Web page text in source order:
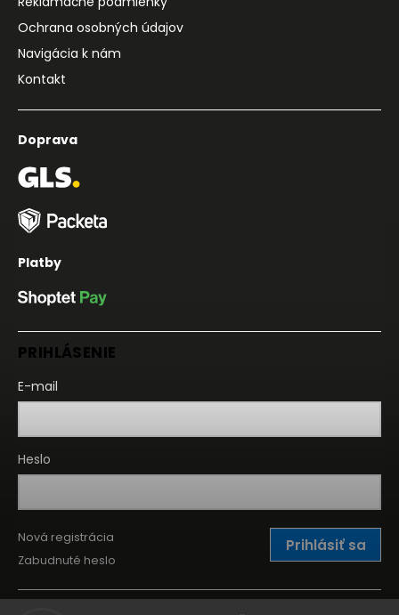
Ochrana osobných údajov
Navigácia k nám
Kontakt
Doprava
Platby
PRIHLÁSENIE
E-mail
Heslo
Prihlásiť sa
Nová registrácia
Zabudnuté heslo